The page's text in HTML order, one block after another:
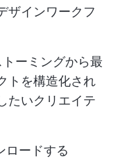
ザインワークフ
ーミングから最
トを構造化され
たいクリエイテ
ロードする